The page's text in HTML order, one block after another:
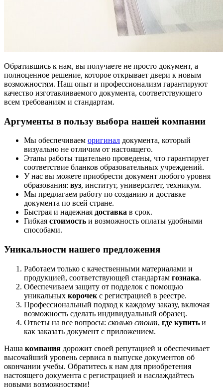
Обратившись к нам, вы получаете не просто документ, а
полноценное решение, которое открывает двери к новым
возможностям. Наш опыт и профессионализм гарантируют
качество изготавливаемого документа, соответствующего
всем требованиям и стандартам.
Аргументы в пользу выбора нашей компании
Мы обеспечиваем оригинал документа, который
визуально не отличим от настоящего.
Этапы работы тщательно проведены, что гарантирует
соответствие бланков образовательных учреждений.
У нас вы можете приобрести документ любого уровня
образования: вуз, институт, университет, техникум.
Мы предлагаем работу по созданию и доставке
документа по всей стране.
Быстрая и надежная доставка в срок.
Гибкая стоимость и возможность оплаты удобными
способами.
Уникальности нашего предложения
Работаем только с качественными материалами и
продукцией, соответствующей стандартам гознака.
Обеспечиваем защиту от подделок с помощью
уникальных корочек с регистрацией в реестре.
Профессиональный подход к каждому заказу, включая
возможность сделать индивидуальный образец.
Ответы на все вопросы: сколько стоит, где купить и
как заказать документ с приложением.
Наша компания дорожит своей репутацией и обеспечивает
высочайший уровень сервиса в выпуске документов об
окончании учебы. Обратитесь к нам для приобретения
настоящего документа с регистрацией и наслаждайтесь
новыми возможностями!